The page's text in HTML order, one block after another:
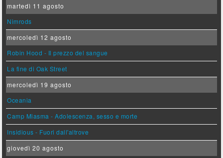
martedì 11 agosto
Nimrods
mercoledì 12 agosto
Robin Hood - Il prezzo del sangue
La fine di Oak Street
mercoledì 19 agosto
Oceania
Camp Miasma - Adolescenza, sesso e morte
Insidious - Fuori dall'altrove
giovedì 20 agosto